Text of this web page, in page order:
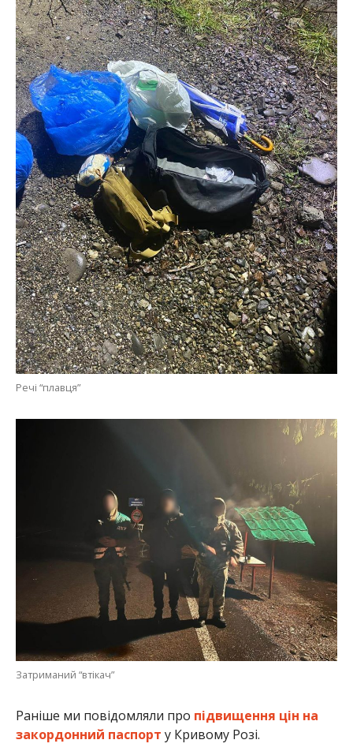
Речі “плавця”
Затриманий “втікач”
Раніше ми повідомляли про підвищення цін на
закордонний паспорт у Кривому Розі.